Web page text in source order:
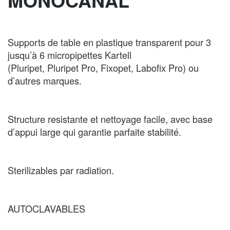
Supports de table en plastique transparent pour 3
jusqu’à 6 micropipettes Kartell
(Pluripet, Pluripet Pro, Fixopet, Labofix Pro) ou
d’autres marques.
Structure resistante et nettoyage facile, avec base
d’appui large qui garantie parfaite stabilité.
Sterilizables par radiation.
AUTOCLAVABLES